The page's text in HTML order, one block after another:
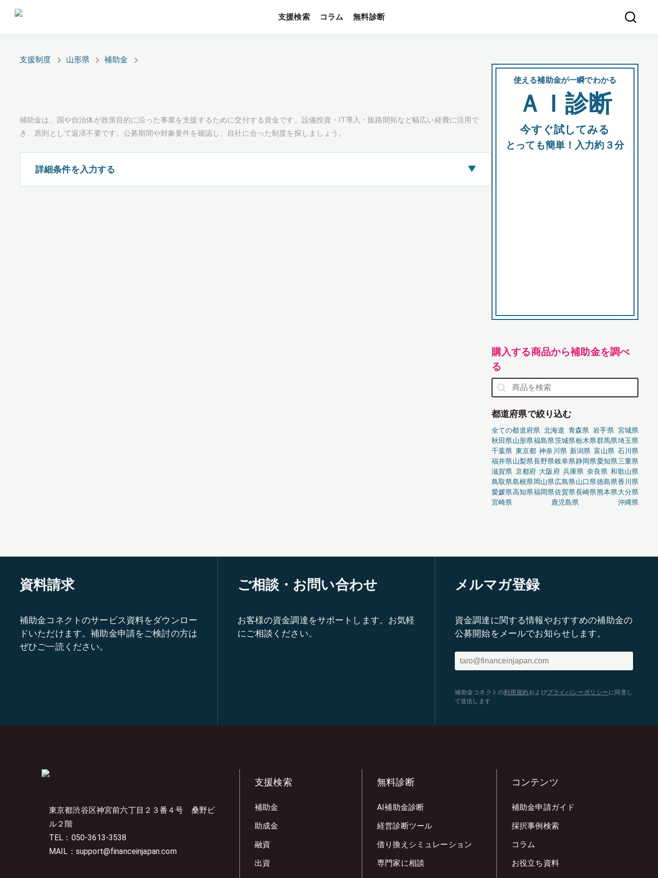
支援検索 コラム 無料診断
支援制度 山形県 補助金
補助金は、国や自治体が政策目的に沿った事業を支援するために交付する資金です。設備投資・IT導入・販路開拓など幅広い経費に活用で
き、原則として返済不要です。公募期間や対象要件を確認し、自社に合った制度を探しましょう。
詳細条件を入力する ▶
使える補助金が一瞬でわかる
ＡＩ診断
今すぐ試してみる
とっても簡単！入力約３分
購入する商品から補助金を調べ
る
都道府県で絞り込む
全ての都道府県 北海道 青森県 岩手県 宮城県
秋田県山形県福島県茨城県栃木県群馬県埼玉県
千葉県 東京都 神奈川県 新潟県 富山県 石川県
福井県山梨県長野県岐阜県静岡県愛知県三重県
滋賀県 京都府 大阪府 兵庫県 奈良県 和歌山県
鳥取県島根県岡山県広島県山口県徳島県香川県
愛媛県高知県福岡県佐賀県長崎県熊本県大分県
宮崎県
鹿児島県 沖縄県
資料請求
補助金コネクトのサービス資料をダウンロー
ドいただけます。補助金申請をご検討の方は
ぜひご一読ください。
ご相談・お問い合わせ
お客様の資金調達をサポートします。お気軽
にご相談ください。
メルマガ登録
資金調達に関する情報やおすすめの補助金の
公募開始をメールでお知らせします。
補助金コネクトの利用規約 およびプライバシーポリシー に同意し
て送信します
東京都渋谷区神宮前六丁目２３番４号 桑野ビ
ル２階
TEL：050-3613-3538
MAIL：support@financeinjapan.com
支援検索
補助金
助成金
融資
出資
無料診断
AI補助金診断
経営診断ツール
借り換えシミュレーション
専門家に相談
コンテンツ
補助金申請ガイド
採択事例検索
コラム
お役立ち資料